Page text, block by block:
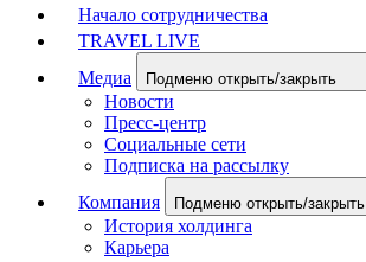
Начало сотрудничества
TRAVEL LIVE
Медиа
Подменю открыть/закрыть
Новости
Пресс-центр
Социальные сети
Подписка на рассылку
Компания
Подменю открыть/закрыть
История холдинга
Карьера